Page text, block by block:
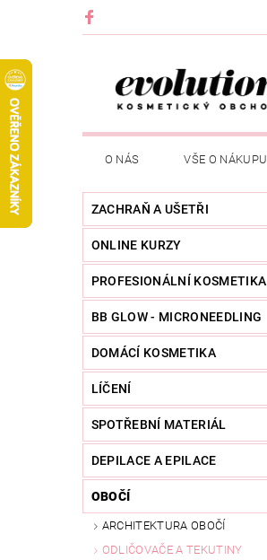
O NÁS VŠE O NÁKUPU
ZACHRAŇ A UŠETŘI
ONLINE KURZY
PROFESIONÁLNÍ KOSMETIKA
BB GLOW - MICRONEEDLING
DOMÁCÍ KOSMETIKA
LÍČENÍ
SPOTŘEBNÍ MATERIÁL
DEPILACE A EPILACE
OBOČÍ
ARCHITEKTURA OBOČÍ
ODLIČOVAČE A TEKUTINY